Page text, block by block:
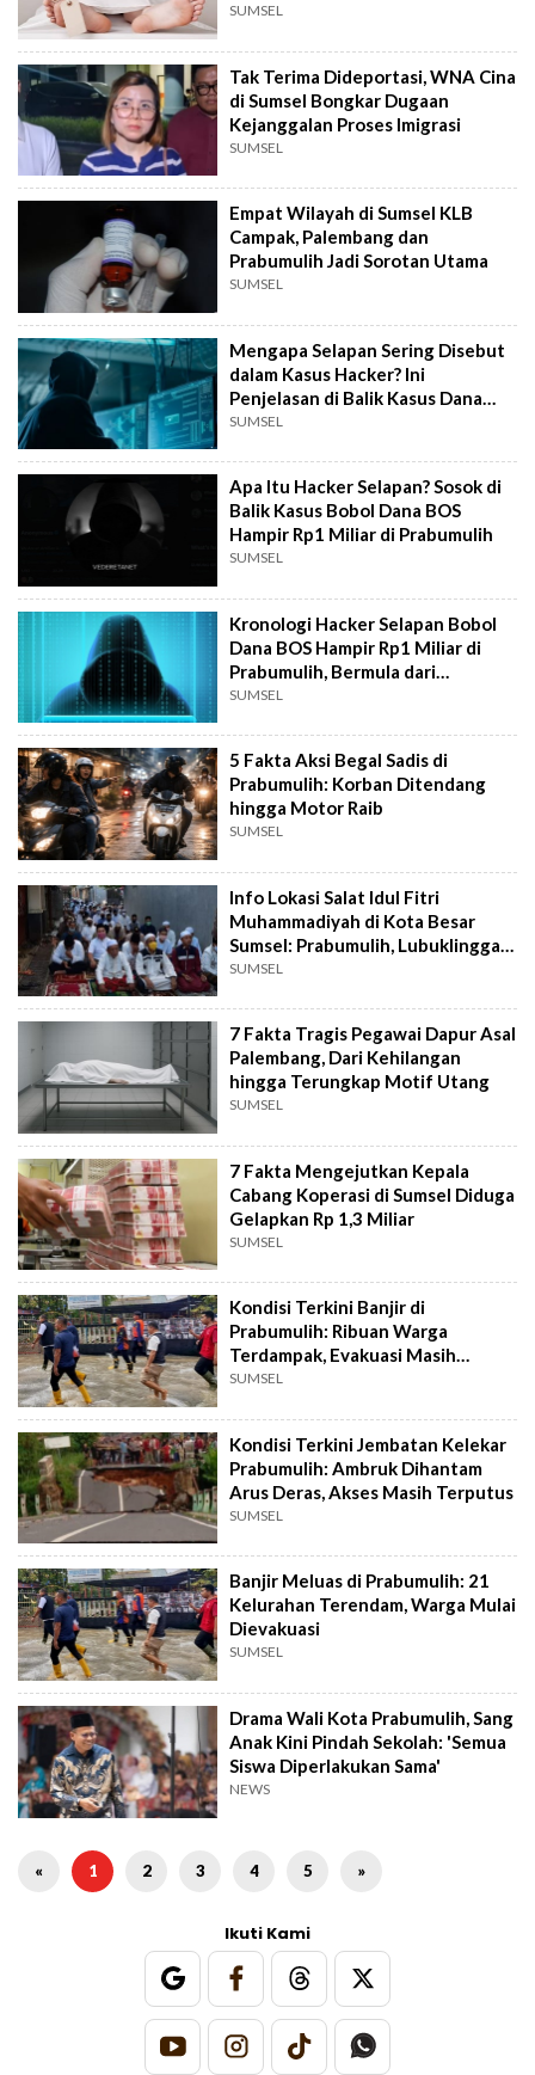
SUMSEL
Tak Terima Dideportasi, WNA Cina
di Sumsel Bongkar Dugaan
Kejanggalan Proses Imigrasi
SUMSEL
Empat Wilayah di Sumsel KLB
Campak, Palembang dan
Prabumulih Jadi Sorotan Utama
SUMSEL
Mengapa Selapan Sering Disebut
dalam Kasus Hacker? Ini
Penjelasan di Balik Kasus Dana
BOS Prabumulih
SUMSEL
Apa Itu Hacker Selapan? Sosok di
Balik Kasus Bobol Dana BOS
Hampir Rp1 Miliar di Prabumulih
SUMSEL
Kronologi Hacker Selapan Bobol
Dana BOS Hampir Rp1 Miliar di
Prabumulih, Bermula dari
Password
SUMSEL
5 Fakta Aksi Begal Sadis di
Prabumulih: Korban Ditendang
hingga Motor Raib
SUMSEL
Info Lokasi Salat Idul Fitri
Muhammadiyah di Kota Besar
Sumsel: Prabumulih, Lubuklinggau,
Pagar Alam
SUMSEL
7 Fakta Tragis Pegawai Dapur Asal
Palembang, Dari Kehilangan
hingga Terungkap Motif Utang
SUMSEL
7 Fakta Mengejutkan Kepala
Cabang Koperasi di Sumsel Diduga
Gelapkan Rp 1,3 Miliar
SUMSEL
Kondisi Terkini Banjir di
Prabumulih: Ribuan Warga
Terdampak, Evakuasi Masih
Berlangsung
SUMSEL
Kondisi Terkini Jembatan Kelekar
Prabumulih: Ambruk Dihantam
Arus Deras, Akses Masih Terputus
SUMSEL
Banjir Meluas di Prabumulih: 21
Kelurahan Terendam, Warga Mulai
Dievakuasi
SUMSEL
Drama Wali Kota Prabumulih, Sang
Anak Kini Pindah Sekolah: 'Semua
Siswa Diperlakukan Sama'
NEWS
« 1 2 3 4 5 »
Ikuti Kami